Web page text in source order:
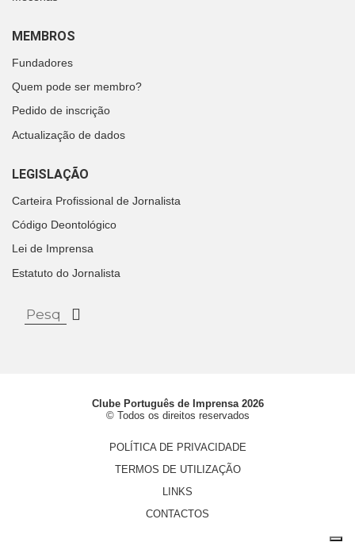
MEMBROS
Fundadores
Quem pode ser membro?
Pedido de inscrição
Actualização de dados
LEGISLAÇÃO
Carteira Profissional de Jornalista
Código Deontológico
Lei de Imprensa
Estatuto do Jornalista
Clube Português de Imprensa 2026
© Todos os direitos reservados
POLÍTICA DE PRIVACIDADE
TERMOS DE UTILIZAÇÃO
LINKS
CONTACTOS